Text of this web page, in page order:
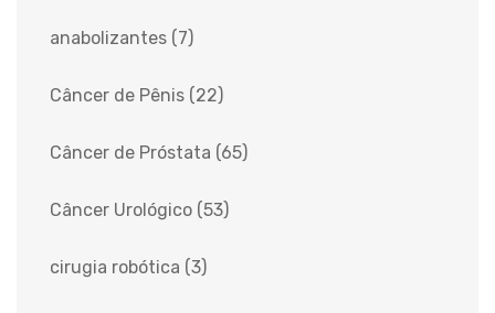
anabolizantes (7)
Câncer de Pênis (22)
Câncer de Próstata (65)
Câncer Urológico (53)
cirugia robótica (3)